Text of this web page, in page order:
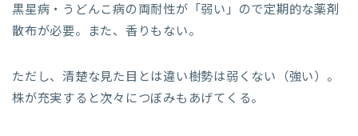
黒星病・うどんこ病の両耐性が「弱い」ので定期的な薬剤
散布が必要。また、香りもない。
ただし、清楚な見た目とは違い樹勢は弱くない（強い）。
株が充実すると次々につぼみもあげてくる。